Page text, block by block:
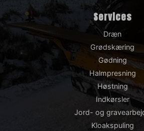
Services
Dræn
Grødskæring
Gødning
Halmpresning
Høstning
Indkørsler
Jord- og
Kloakspuling